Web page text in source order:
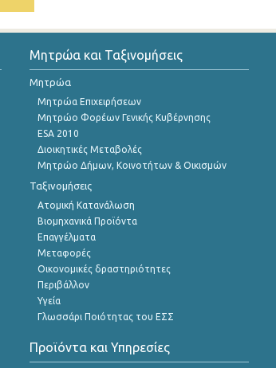
Μητρώα και Ταξινομήσεις
Μητρώα
Μητρώα Επιχειρήσεων
Μητρώο Φορέων Γενικής Κυβέρνησης
ESA 2010
Διοικητικές Μεταβολές
Μητρώο Δήμων, Κοινοτήτων & Οικισμών
Ταξινομήσεις
Ατομική Κατανάλωση
Βιομηχανικά Προϊόντα
Επαγγέλματα
Μεταφορές
Οικονομικές δραστηριότητες
Περιβάλλον
Υγεία
Γλωσσάρι Ποιότητας του ΕΣΣ
Προϊόντα και Υπηρεσίες